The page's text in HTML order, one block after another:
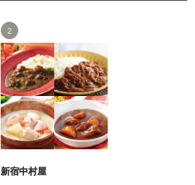
2
新宿中村屋